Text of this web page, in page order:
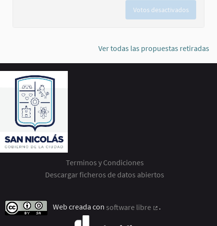
Votos desactivados
Ver todas las propuestas retiradas
Terminos y Condiciones
Descargar ficheros de datos abiertos
Web creada con software libre
.